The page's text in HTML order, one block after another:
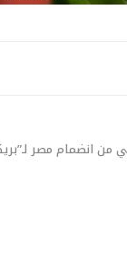
من انضمام مصر